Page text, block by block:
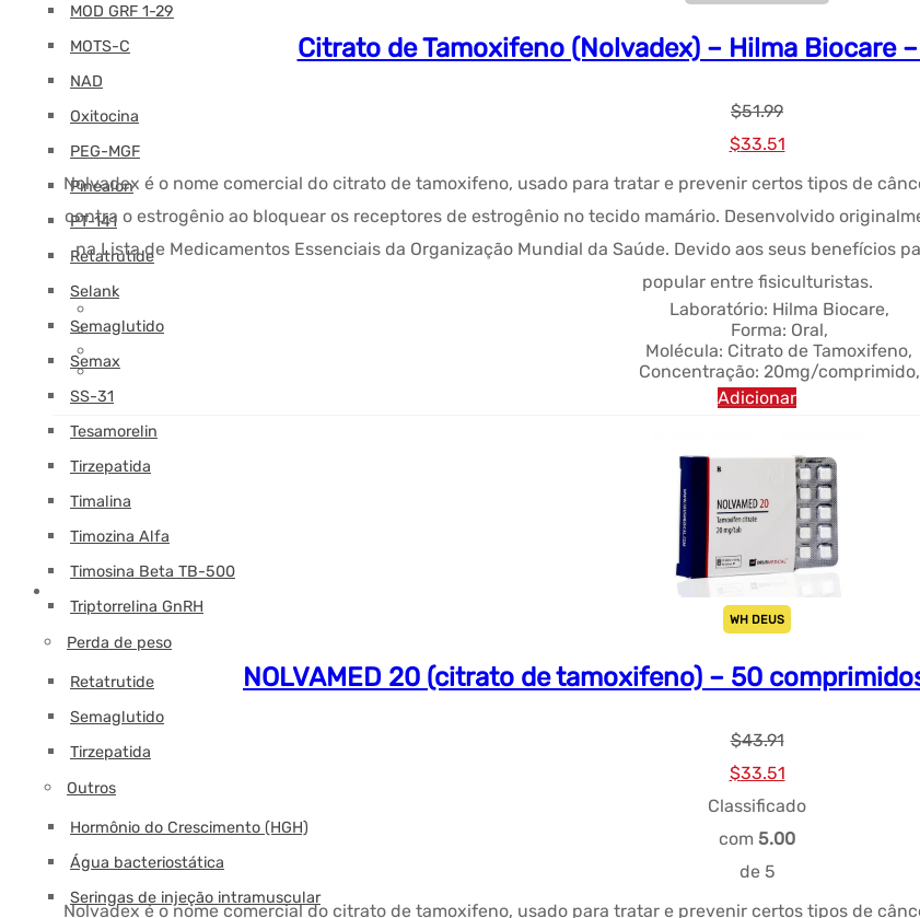
MOD GRF 1-29
MOTS-C
NAD
Oxitocina
PEG-MGF
Pinealon
PT-141
Retatrutide
Selank
Semaglutido
Semax
SS-31
Tesamorelin
Tirzepatida
Timalina
Timozina Alfa
Timosina Beta TB-500
Triptorrelina GnRH
Perda de peso
Retatrutide
Semaglutido
Tirzepatida
Outros
Hormônio do Crescimento (HGH)
Água bacteriostática
Seringas de injeção intramuscular
Citrato de Tamoxifeno (Nolvadex) – Hilma Biocare
$51.99
Preço
original
era:
$51.99.
$33.51Preço
atual:
$33.51.
Nolvadex é o nome comercial do citrato de tamoxifeno, usado para tratar e prevenir certos tipos de
contra o estrogênio ao bloquear os receptores de estrogênio no tecido mamário. Desenvolvido
na Lista de Medicamentos Essenciais da Organização Mundial da Saúde. Devido aos seus benefícios
popular entre fisiculturistas.
Laboratório: Hilma Biocare,
Forma: Oral,
Molécula: Citrato de Tamoxifeno,
Concentração: 20mg/comprimido,
Adicionar
WH DEUS
NOLVAMED 20 (citrato de tamoxifeno) – 50
$43.91
Preço
original
era:
$43.91.
$33.51Preço
atual:
$33.51.
Classificado
com 5.00
de 5
Nolvadex é o nome comercial do citrato de tamoxifeno, usado para tratar e prevenir certos tipos de